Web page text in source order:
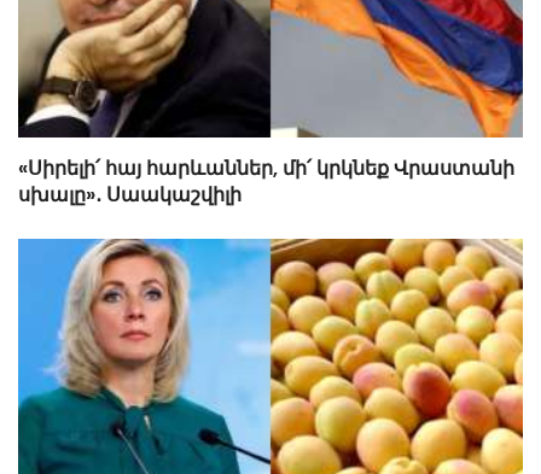
«Սիրելի՛ հայ հարևաններ, մի՛ կրկնեք Վրաստանի
սխալը»․ Սաակաշվիլի